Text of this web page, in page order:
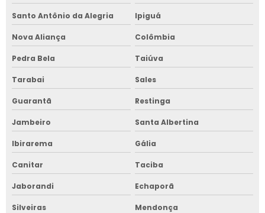
Santo Antônio da Alegria Ipiguá
Nova Aliança Colômbia
Pedra Bela Taiúva
Tarabai Sales
Guarantã Restinga
Jambeiro Santa Albertina
Ibirarema Gália
Canitar Taciba
Jaborandi Echaporã
Silveiras Mendonça